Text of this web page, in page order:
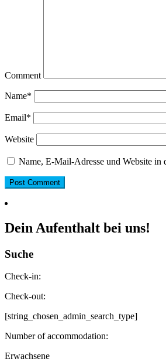
Comment
Name*
Email*
Website
Name, E-Mail-Adresse und Website in
Dein Aufenthalt bei uns!
Suche
Check-in:
Check-out:
[string_chosen_admin_search_type]
Number of accommodation:
Erwachsene